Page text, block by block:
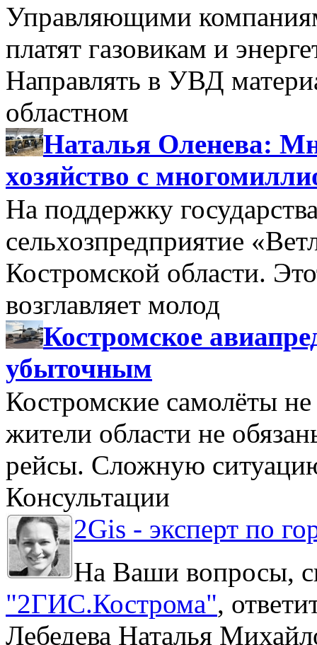
Управляющими
платят газовикам и
Направлять в УВД
областном
Наталья Оленева:
хозяйство с
На поддержку
сельхозпредприятие
Костромской области.
возглавляет молод
Костромское
убыточным
Костромские самолёты
жители области не
рейсы. Сложную
Консультации
2Gis - эксперт по
На Ваши вопросы,
"2ГИС.Кострома",
Лебедева Наталья